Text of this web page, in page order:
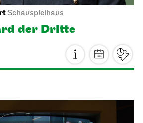
Schauspielhaus
der Dritte